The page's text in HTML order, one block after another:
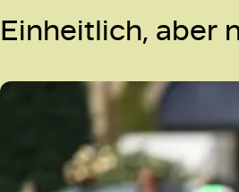
Einheitlich, aber